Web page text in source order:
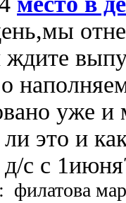
ждите
уже и
ли это и
д/с с
филатова